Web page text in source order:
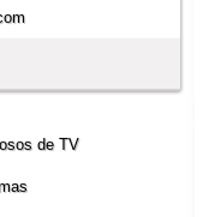
de TV